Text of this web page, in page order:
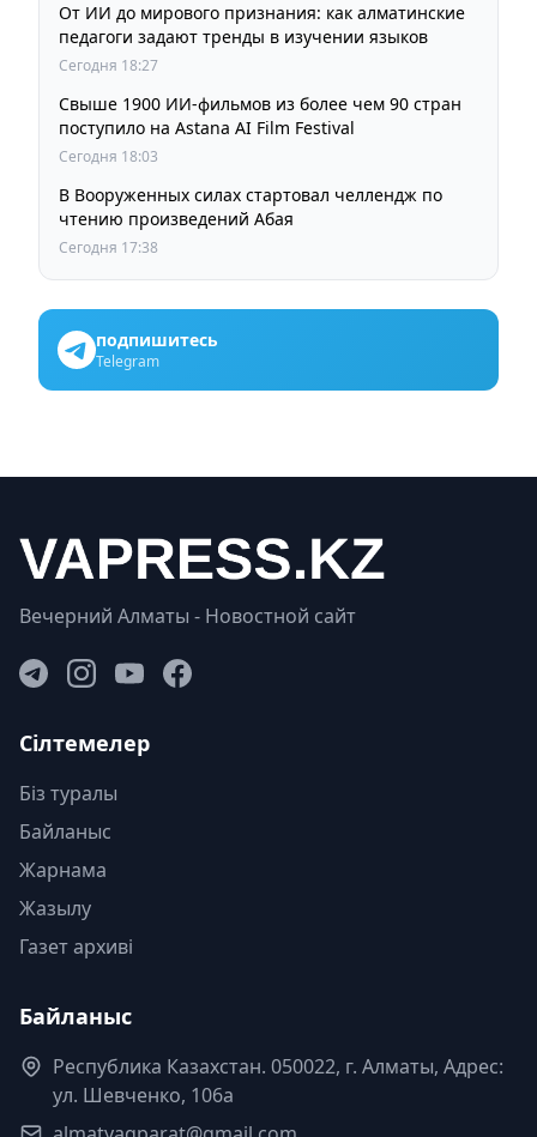
От ИИ до мирового признания: как алматинские
педагоги задают тренды в изучении языков
Сегодня 18:27
Свыше 1900 ИИ-фильмов из более чем 90 стран
поступило на Astana AI Film Festival
Сегодня 18:03
В Вооруженных силах стартовал челлендж по
чтению произведений Абая
Сегодня 17:38
подпишитесь
Telegram
Вечерний Алматы - Новостной сайт
Сілтемелер
Біз туралы
Байланыс
Жарнама
Жазылу
Газет архиві
Байланыс
Республика Казахстан. 050022, г. Алматы, Адрес:
ул. Шевченко, 106а